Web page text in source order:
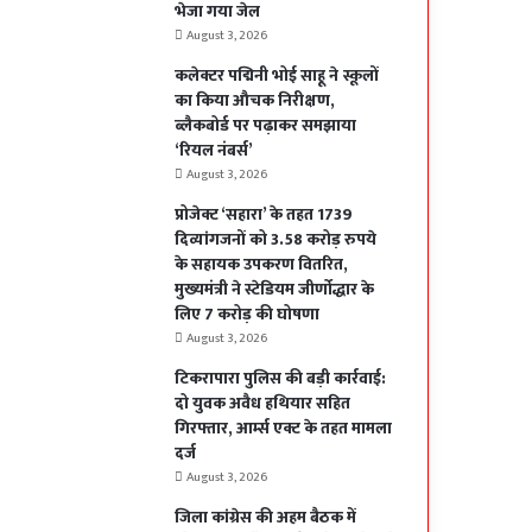
भेजा गया जेल
August 3, 2026
कलेक्टर पद्मिनी भोई साहू ने स्कूलों
का किया औचक निरीक्षण,
ब्लैकबोर्ड पर पढ़ाकर समझाया
‘रियल नंबर्स’
August 3, 2026
प्रोजेक्ट ‘सहारा’ के तहत 1739
दिव्यांगजनों को 3.58 करोड़ रुपये
के सहायक उपकरण वितरित,
मुख्यमंत्री ने स्टेडियम जीर्णोद्धार के
लिए 7 करोड़ की घोषणा
August 3, 2026
टिकरापारा पुलिस की बड़ी कार्रवाई:
दो युवक अवैध हथियार सहित
गिरफ्तार, आर्म्स एक्ट के तहत मामला
दर्ज
August 3, 2026
जिला कांग्रेस की अहम बैठक में